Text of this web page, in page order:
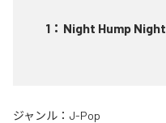
1 ： Night Hump Night
ジャンル： J-Pop